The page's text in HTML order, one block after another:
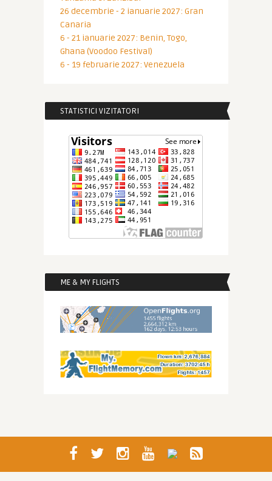
26 decembrie - 2 ianuarie 2027: Gran
Canaria
6 - 21 ianuarie 2027: Benin, Togo,
Ghana (Voodoo Festival)
6 - 19 februarie 2027: Venezuela
STATISTICI VIZITATORI
ME & MY FLIGHTS